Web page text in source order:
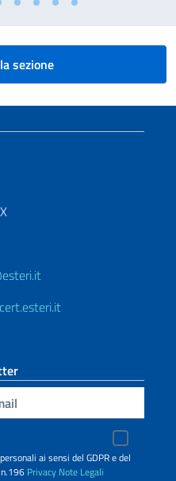
sezione
ai sensi del GDPR e del
Privacy Note Legali